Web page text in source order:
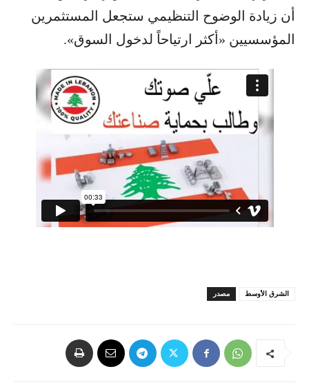
أن زيادة الوضوح التنظيمي ستجعل المستثمرين
المؤسسيين «أكثر ارتياحاً لدخول السوق».
مصدر الشرق الأوسط